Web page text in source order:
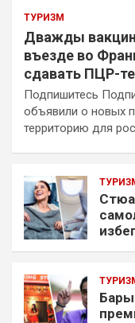
ТУРИЗМ
Дважды
въезде во
сдавать ПЦР-
Подпишитесь
объявили о новых
территорию для